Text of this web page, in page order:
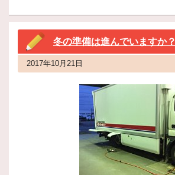
冬の準備は進んでいますか？
2017年10月21日